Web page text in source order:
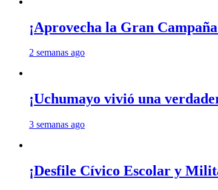
¡Aprovecha la Gran
2 semanas ago
¡Uchumayo vivió una
3 semanas ago
¡Desfile Cívico Escolar y